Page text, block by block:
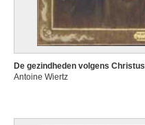
De gezindheden volgens Christus
Antoine Wiertz